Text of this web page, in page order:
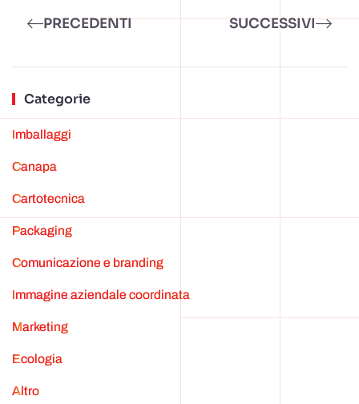
PRECEDENTI SUCCESSIVI
Categorie
Imballaggi
canapa
cartotecnica
Packaging
Comunicazione e branding
Immagine aziendale coordinata
marketing
ecologia
Altro